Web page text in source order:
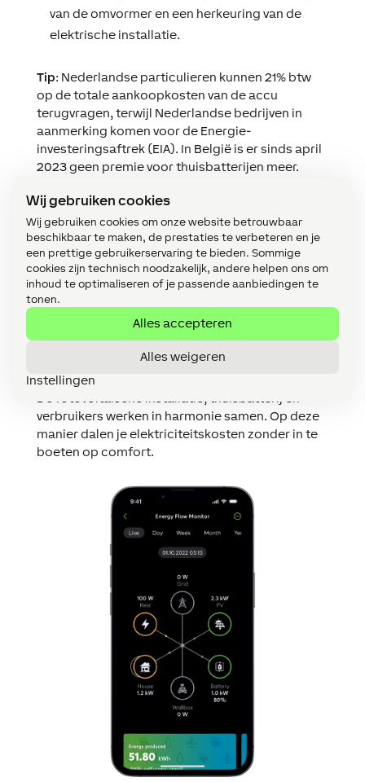
Wij gebruiken cookies
Wij gebruiken cookies om onze website betrouwbaar
beschikbaar te maken, de prestaties te verbeteren en je
een prettige gebruikerservaring te bieden. Sommige
cookies zijn technisch noodzakelijk, andere helpen ons om
inhoud te optimaliseren of je passende aanbiedingen te
tonen.
Alles accepteren
Alles weigeren
Instellingen
van de omvormer en een herkeuring van de
elektrische installatie.
Tip: Nederlandse particulieren kunnen 21% btw
op de totale aankoopkosten van de accu
terugvragen, terwijl Nederlandse bedrijven in
aanmerking komen voor de Energie-
investeringsaftrek (EIA). In België is er sinds april
2023 geen premie voor thuisbatterijen meer.
Zonne-energie opslaan
en hergebruiken via een
energy management
system
Goedkope zonnestroom opslaan en optimaal
gebruiken lukt enkel met een energie
management systeem zoals dat van Loxone.
Loxone zorgt voor een intelligent energiebeheer.
verbruikers werken in harmonie samen. Op deze
manier dalen je elektriciteitskosten zonder in te
boeten op comfort.